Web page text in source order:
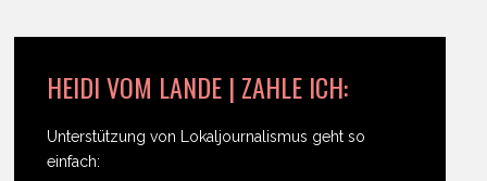
HEIDI VOM LANDE | ZAHLE ICH:
Unterstützung von Lokaljournalismus geht so
einfach: